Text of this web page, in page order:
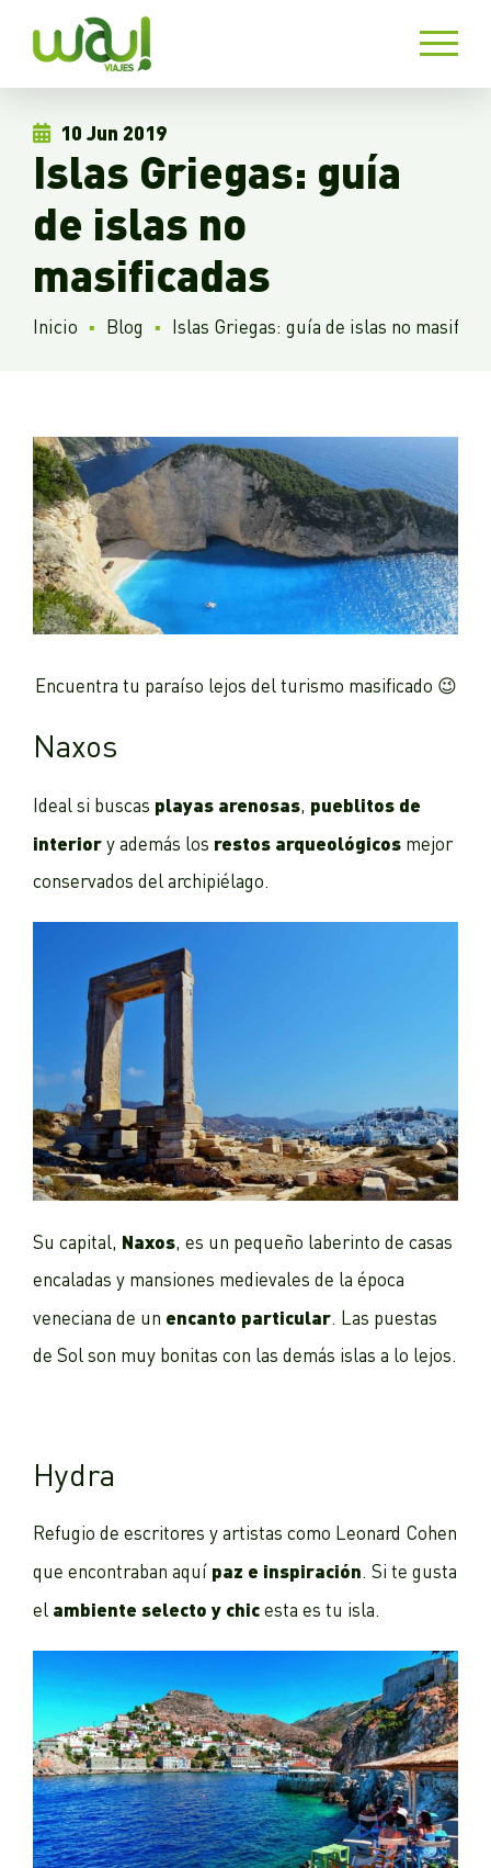
10 Jun 2019
Islas Griegas: guía
de islas no
masificadas
Inicio Blog Islas Griegas: guía de islas no
Encuentra tu paraíso lejos del turismo masificado 😉
Naxos
Ideal si buscas playas arenosas, pueblitos de
interiory además los restos arqueológicos mejor
conservados del archipiélago.
Su capital, Naxos, es un pequeño laberinto de casas
encaladas y mansiones medievales de la época
veneciana de un encanto particular. Las puestas
de Sol son muy bonitas con las demás islas a lo lejos.
Hydra
Refugio de escritores y artistas como Leonard Cohen
que encontraban aquí paz e inspiración. Si te gusta
el ambiente selecto y chicesta es tu isla.